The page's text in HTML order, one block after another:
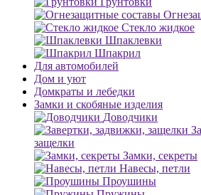
Стекло жидкое
Шпаклевки
Шпакрил
Для автомобилей
Дом и уют
Домкраты и лебедки
Замки и скобяные изделия
Доводчики
защелки
Замки, секреты
Навесы, петли
Проушины